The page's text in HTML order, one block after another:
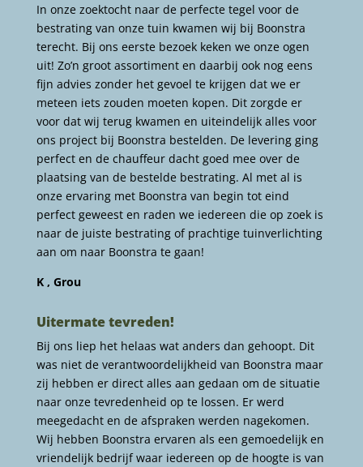
In onze zoektocht naar de perfecte tegel voor de
bestrating van onze tuin kwamen wij bij Boonstra
terecht. Bij ons eerste bezoek keken we onze ogen
uit! Zo’n groot assortiment en daarbij ook nog eens
fijn advies zonder het gevoel te krijgen dat we er
meteen iets zouden moeten kopen. Dit zorgde er
voor dat wij terug kwamen en uiteindelijk alles voor
ons project bij Boonstra bestelden. De levering ging
perfect en de chauffeur dacht goed mee over de
plaatsing van de bestelde bestrating. Al met al is
onze ervaring met Boonstra van begin tot eind
perfect geweest en raden we iedereen die op zoek is
naar de juiste bestrating of prachtige tuinverlichting
aan om naar Boonstra te gaan!
K , Grou
Uitermate tevreden!
Bij ons liep het helaas wat anders dan gehoopt. Dit
was niet de verantwoordelijkheid van Boonstra maar
zij hebben er direct alles aan gedaan om de situatie
naar onze tevredenheid op te lossen. Er werd
meegedacht en de afspraken werden nagekomen.
Wij hebben Boonstra ervaren als een gemoedelijk en
vriendelijk bedrijf waar iedereen op de hoogte is van